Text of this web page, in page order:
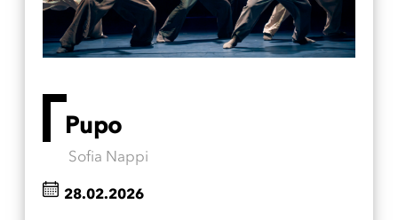
Pupo
Sofia Nappi
28.02.2026